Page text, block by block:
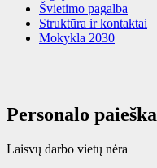
Švietimo pagalba
Struktūra ir kontaktai
Mokykla 2030
Personalo paieška
Laisvų darbo vietų nėra